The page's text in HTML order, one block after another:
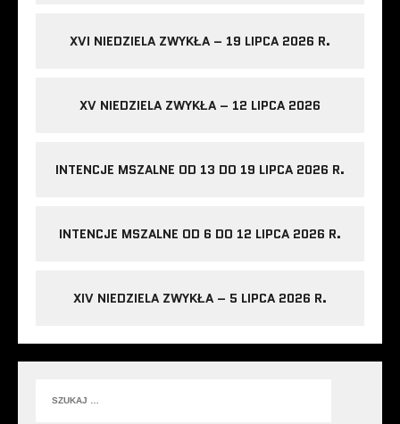
XVI NIEDZIELA ZWYKŁA – 19 LIPCA 2026 R.
XV NIEDZIELA ZWYKŁA – 12 LIPCA 2026
INTENCJE MSZALNE OD 13 DO 19 LIPCA 2026 R.
INTENCJE MSZALNE OD 6 DO 12 LIPCA 2026 R.
XIV NIEDZIELA ZWYKŁA – 5 LIPCA 2026 R.